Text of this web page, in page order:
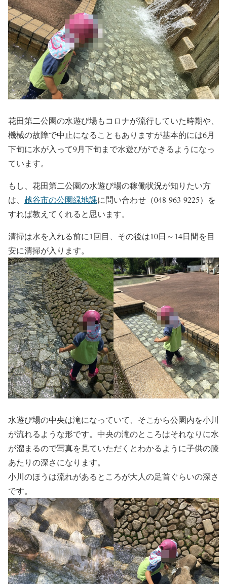
花田第二公園の水遊び場もコロナが流行していた時期や、
機械の故障で中止になることもありますが基本的には6月
下旬に水が入って9月下旬まで水遊びができるようになっ
ています。
もし、花田第二公園の水遊び場の稼働状況が知りたい方
は、 越谷市の公園緑地課に問い合わせ（048-963-9225）を
すれば教えてくれると思います。
清掃は水を入れる前に1回目、その後は10日～14日間を目
安に清掃が入ります。
水遊び場の中央は滝になっていて、そこから公園内を小川
が流れるような形です。中央の滝のところはそれなりに水
が溜まるので写真を見ていただくとわかるように子供の膝
あたりの深さになります。
小川のほうは流れがあるところが大人の足首ぐらいの深さ
です。